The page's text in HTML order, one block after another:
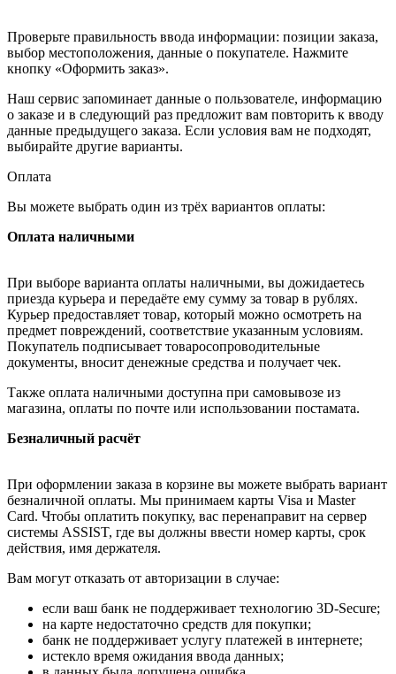
Проверьте правильность ввода информации: позиции заказа,
выбор местоположения, данные о покупателе. Нажмите
кнопку «Оформить заказ».
Наш сервис запоминает данные о пользователе, информацию
о заказе и в следующий раз предложит вам повторить к вводу
данные предыдущего заказа. Если условия вам не подходят,
выбирайте другие варианты.
Оплата
Вы можете выбрать один из трёх вариантов оплаты:
Оплата наличными
При выборе варианта оплаты наличными, вы дожидаетесь
приезда курьера и передаёте ему сумму за товар в рублях.
Курьер предоставляет товар, который можно осмотреть на
предмет повреждений, соответствие указанным условиям.
Покупатель подписывает товаросопроводительные
документы, вносит денежные средства и получает чек.
Также оплата наличными доступна при самовывозе из
магазина, оплаты по почте или использовании постамата.
Безналичный расчёт
При оформлении заказа в корзине вы можете выбрать вариант
безналичной оплаты. Мы принимаем карты Visa и Master
Card. Чтобы оплатить покупку, вас перенаправит на сервер
системы ASSIST, где вы должны ввести номер карты, срок
действия, имя держателя.
Вам могут отказать от авторизации в случае:
если ваш банк не поддерживает технологию 3D-Secure;
на карте недостаточно средств для покупки;
банк не поддерживает услугу платежей в интернете;
истекло время ожидания ввода данных;